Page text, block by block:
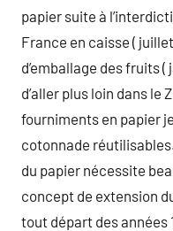
papier suite à
France en caisse (
d’emballage des fruits (
d’aller plus loin dans le
fourniments en papier
cotonnade
du papier nécessite
concept de extension
tout départ des années